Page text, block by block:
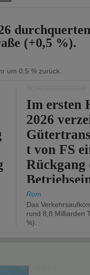
(+0,5 %).
um 0,5 % zurück.
Im ersten
2026
t von FS
Rückgang
um 2,7 %.
Rom
Das
rund 8,8 Milliarden
%).